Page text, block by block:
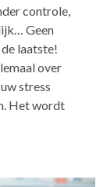
controle,
Geen
laatste!
over
stress
Het wordt